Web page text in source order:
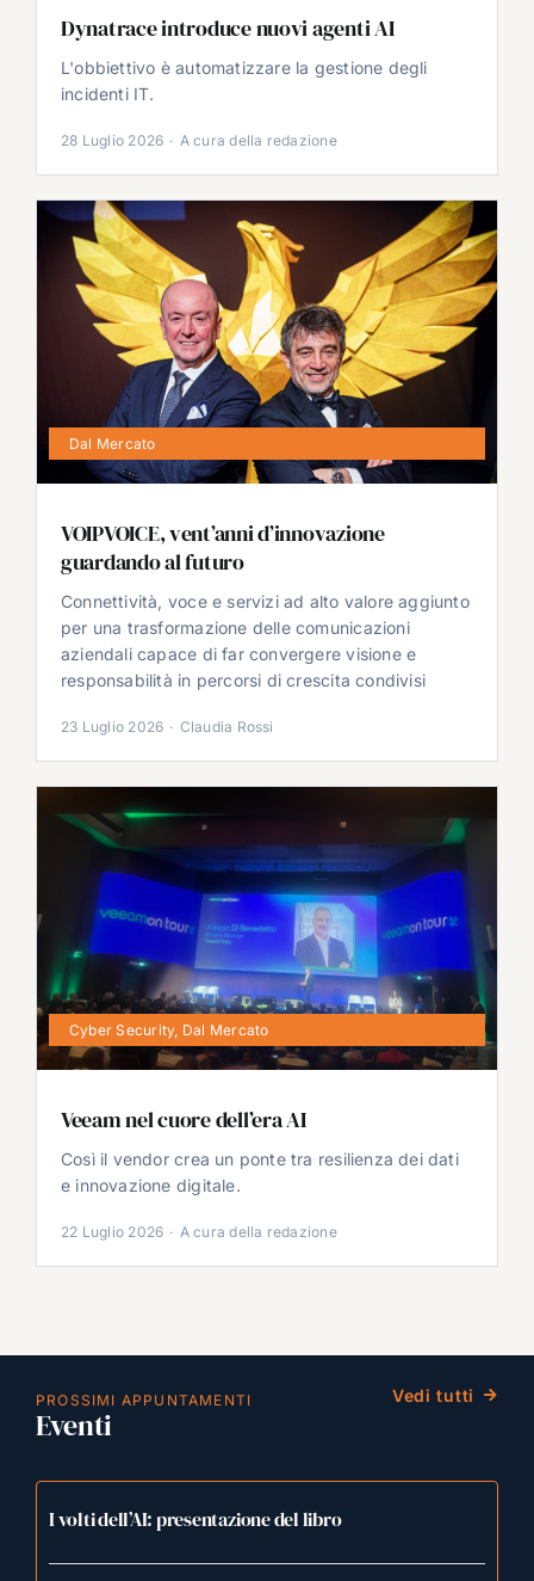
Dynatrace introduce nuovi agenti AI
L'obbiettivo è automatizzare la gestione degli
incidenti IT.
28 Luglio 2026 · A cura della redazione
Dal Mercato
VOIPVOICE, vent’anni d’innovazione
guardando al futuro
Connettività, voce e servizi ad alto valore aggiunto
per una trasformazione delle comunicazioni
aziendali capace di far convergere visione e
responsabilità in percorsi di crescita condivisi
23 Luglio 2026 · Claudia Rossi
Cyber Security, Dal Mercato
Veeam nel cuore dell’era AI
Così il vendor crea un ponte tra resilienza dei dati
e innovazione digitale.
22 Luglio 2026 · A cura della redazione
PROSSIMI APPUNTAMENTI
Eventi
Vedi tutti
I volti dell’AI: presentazione del libro